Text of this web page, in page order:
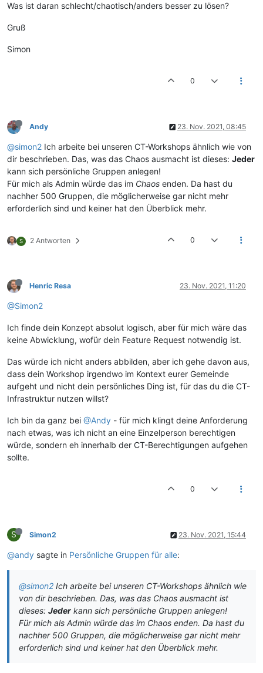
Was ist daran schlecht/chaotisch/anders besser zu lösen?
Gruß
Simon
0
Andy 23. Nov. 2021, 08:45
@simon2 Ich arbeite bei unseren CT-Workshops ähnlich wie von
dir beschrieben. Das, was das Chaos ausmacht ist dieses: Jeder
kann sich persönliche Gruppen anlegen!
Für mich als Admin würde das im Chaos enden. Da hast du
nachher 500 Gruppen, die möglicherweise gar nicht mehr
erforderlich sind und keiner hat den Überblick mehr.
S 2 Antworten 0
Henric Resa 23. Nov. 2021, 11:20
@Simon2
Ich finde dein Konzept absolut logisch, aber für mich wäre das
keine Abwicklung, wofür dein Feature Request notwendig ist.
Das würde ich nicht anders abbilden, aber ich gehe davon aus,
dass dein Workshop irgendwo im Kontext eurer Gemeinde
aufgeht und nicht dein persönliches Ding ist, für das du die CT-
Infrastruktur nutzen willst?
Ich bin da ganz bei @Andy - für mich klingt deine Anforderung
nach etwas, was ich nicht an eine Einzelperson berechtigen
würde, sondern eh innerhalb der CT-Berechtigungen aufgehen
sollte.
0
S Simon2 23. Nov. 2021, 15:44
@andy sagte in Persönliche Gruppen für alle:
@simon2 Ich arbeite bei unseren CT-Workshops ähnlich wie
von dir beschrieben. Das, was das Chaos ausmacht ist
dieses: Jeder kann sich persönliche Gruppen anlegen!
Für mich als Admin würde das im Chaos enden. Da hast du
nachher 500 Gruppen, die möglicherweise gar nicht mehr
erforderlich sind und keiner hat den Überblick mehr.